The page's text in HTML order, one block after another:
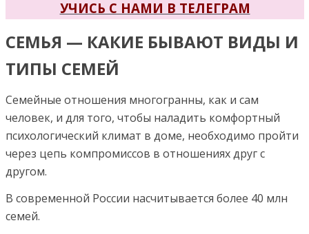
УЧИСЬ С НАМИ В ТЕЛЕГРАМ
СЕМЬЯ — КАКИЕ БЫВАЮТ ВИДЫ И
ТИПЫ СЕМЕЙ
Семейные отношения многогранны, как и сам
человек, и для того, чтобы наладить комфортный
психологический климат в доме, необходимо пройти
через цепь компромиссов в отношениях друг с
другом.
В современной России насчитывается более 40 млн
семей.